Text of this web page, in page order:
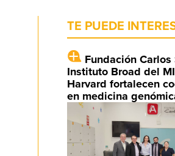
TE PUEDE
Fundación Carlos
Instituto Broad del
Harvard fortalecen
en medicina